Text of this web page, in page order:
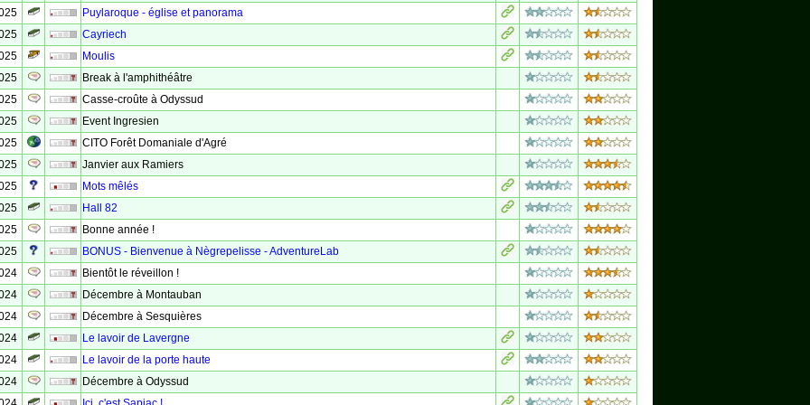
Puylaroque - église et panorama
Cayriech
Moulis
Break à l'amphithéâtre
Casse-croûte à Odyssud
Event Ingresien
CITO Forêt Domaniale d'Agré
Janvier aux Ramiers
Mots mêlés
Hall 82
Bonne année !
BONUS - Bienvenue à Nègrepelisse - AdventureLab
Bientôt le réveillon !
Décembre à Montauban
Décembre à Sesquières
Le lavoir de Lavergne
Le lavoir de la porte haute
Décembre à Odyssud